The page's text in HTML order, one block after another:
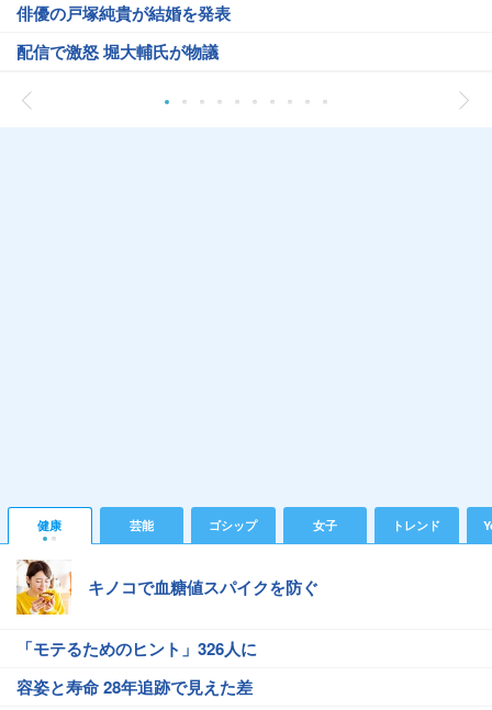
俳優の戸塚純貴が結婚を発表
配信で激怒 堀大輔氏が物議
健康 芸能 ゴシップ 女子 トレンド
キノコで血糖値スパイクを防ぐ
「モテるためのヒント」326人に
容姿と寿命 28年追跡で見えた差